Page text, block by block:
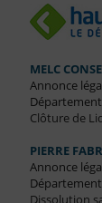
MELC
Annonce
Clôture de
PIERRE
Annonce
Dissolution